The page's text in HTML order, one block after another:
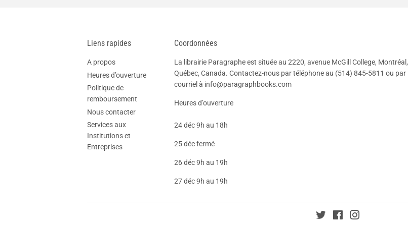
Liens rapides
A propos
Heures d’ouverture
Politique de
remboursement
Nous contacter
Services aux
Institutions et
Entreprises
Coordonnées
La librairie Paragraphe est située au 2220, avenue McGill College, Montréal,
Québec, Canada. Contactez-nous par téléphone au (514) 845-5811 ou par
courriel à info@paragraphbooks.com
Heures d’ouverture
24 déc 9h au 18h
25 déc fermé
26 déc 9h au 19h
27 déc 9h au 19h
Twitter Facebook